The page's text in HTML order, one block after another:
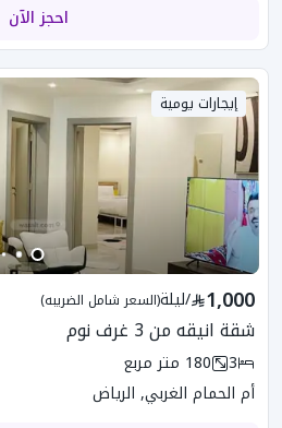
احجز الآن
إيجارات يومية
1,000
/ليلة(السعر شامل الضريبه)
شقة انيقه من 3 غرف نوم
3
180 متر مربع
أم الحمام الغربي, الرياض